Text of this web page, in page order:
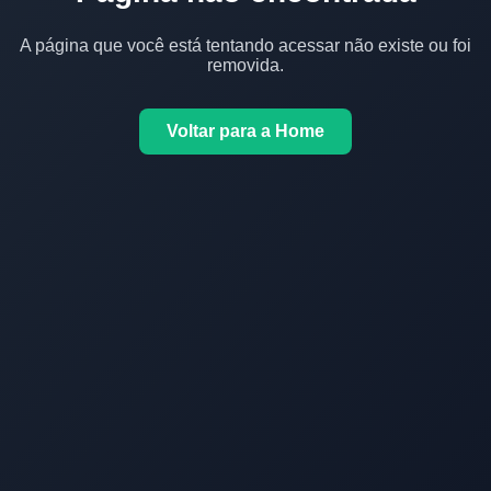
A página que você está tentando acessar não existe ou foi
removida.
Voltar para a Home